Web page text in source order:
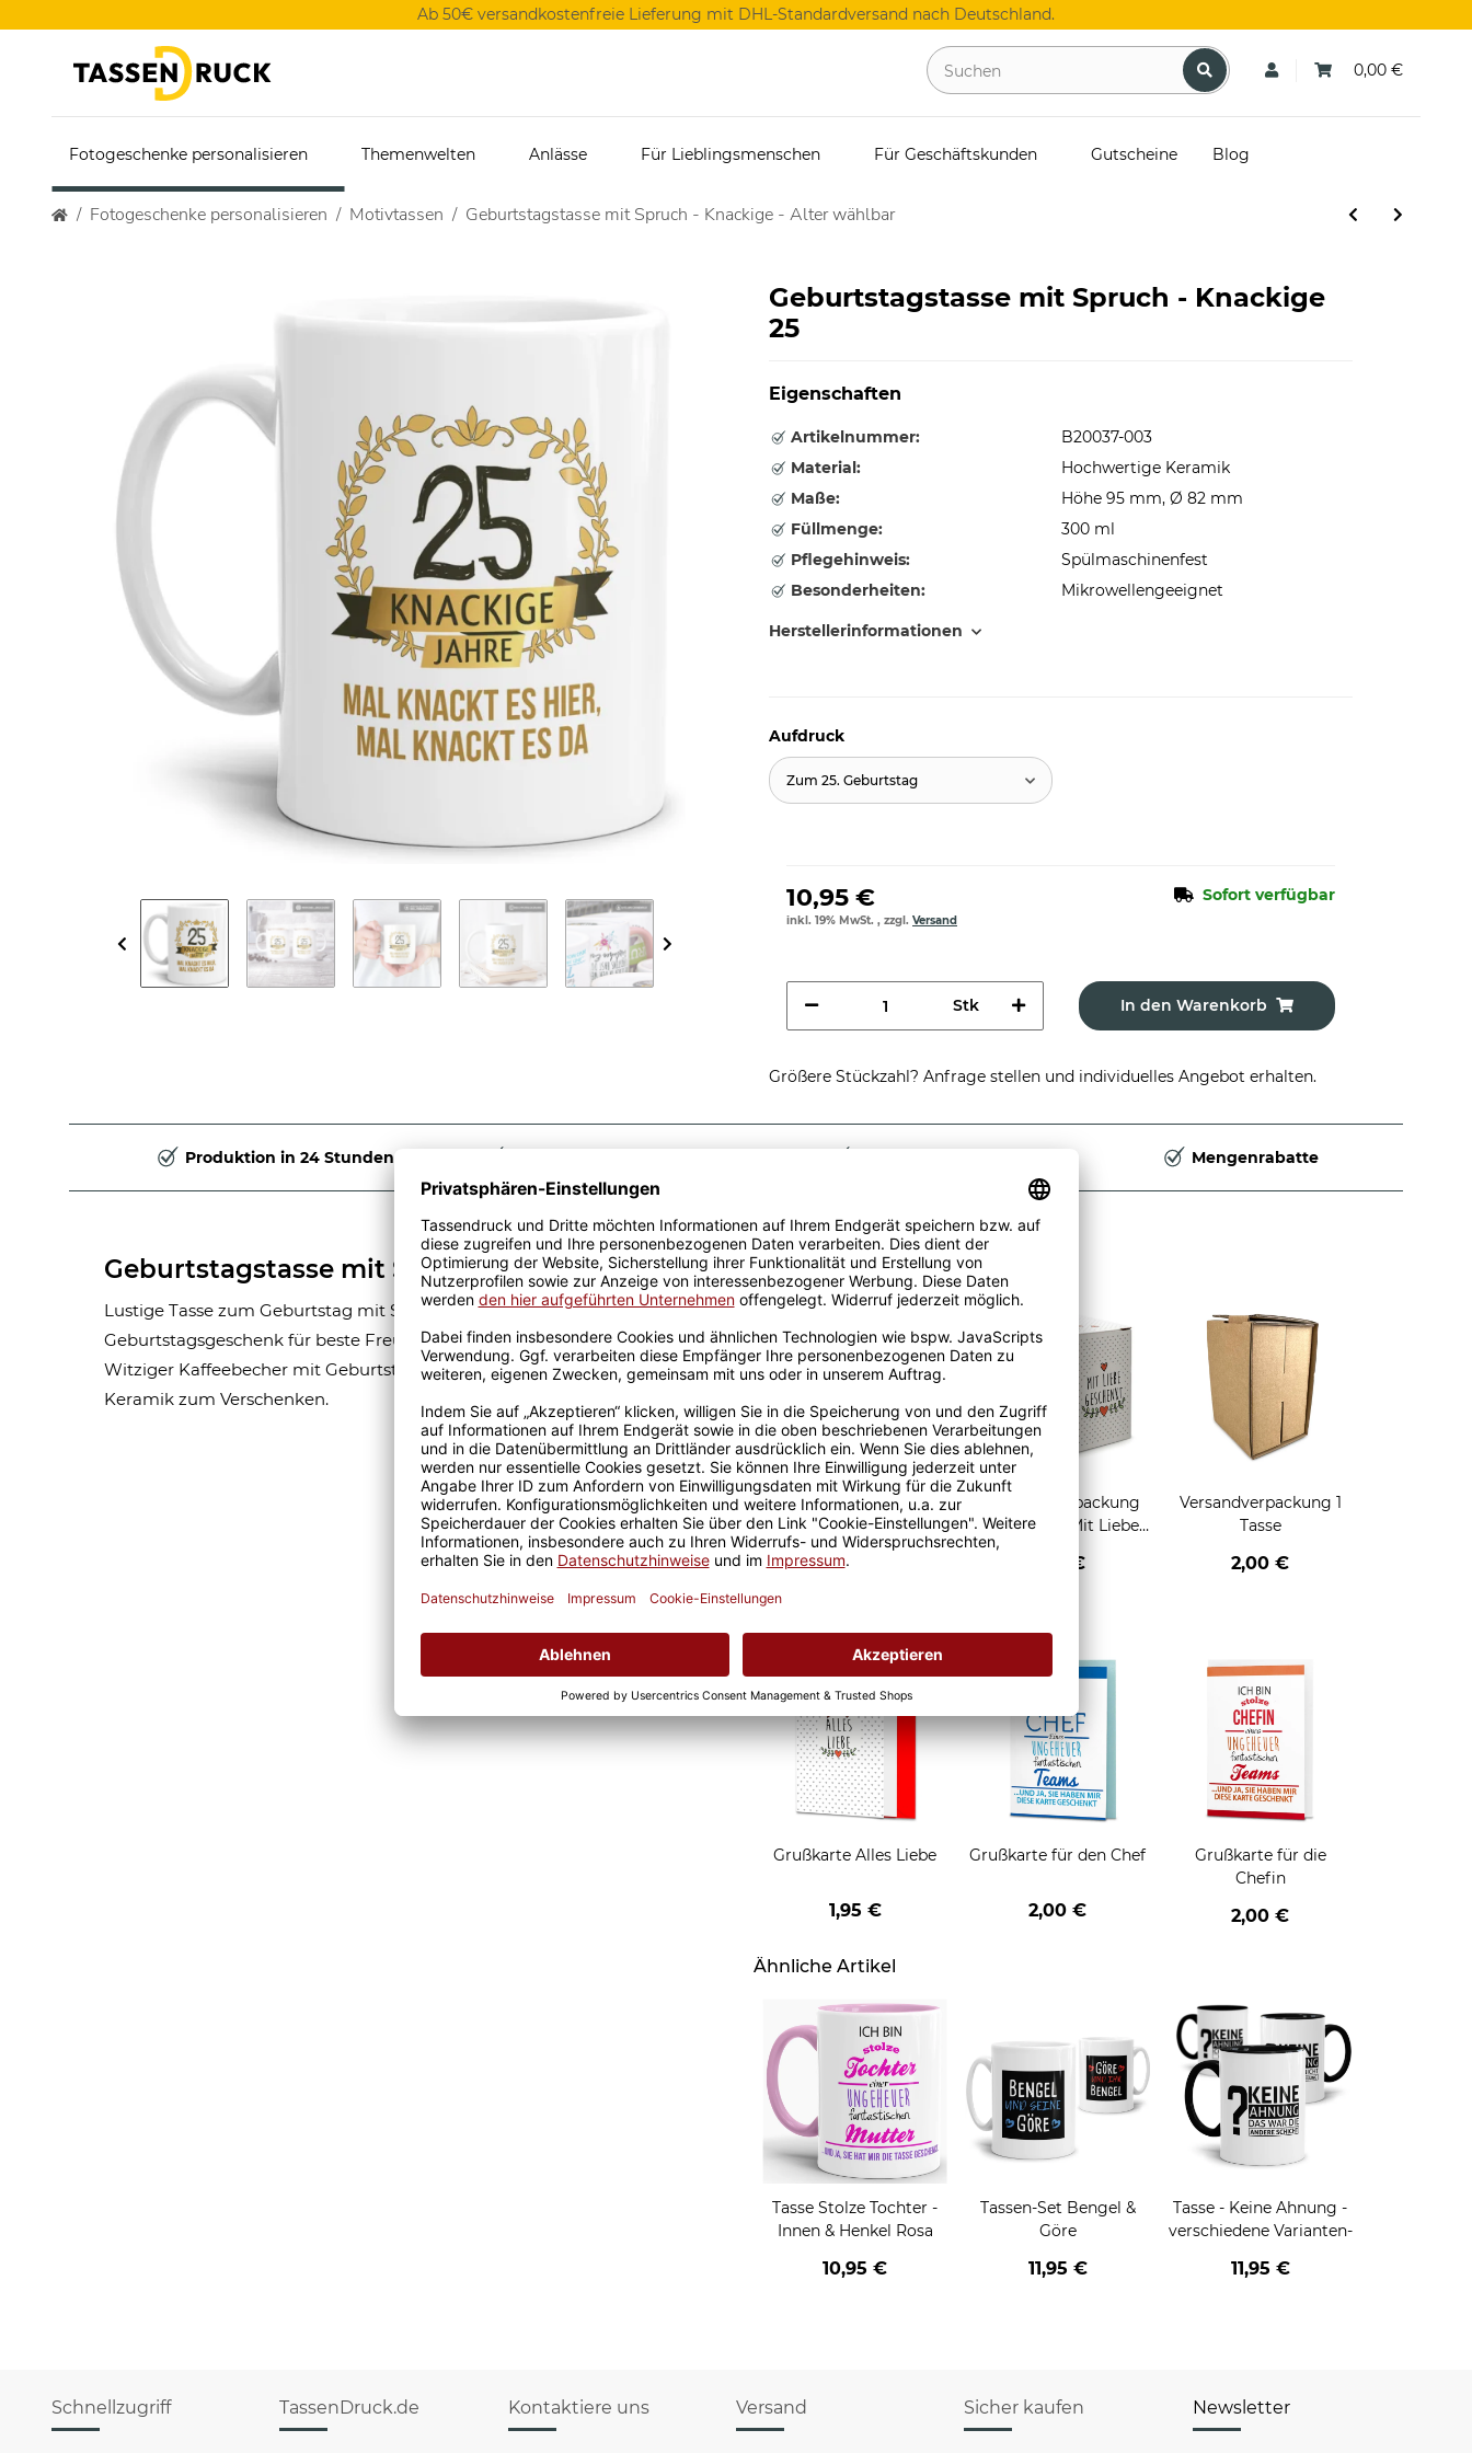
Ab 50€ versandkostenfreie Lieferung mit DHL-Standardversand nach Deutschland.
0,00 €
Fotogeschenke personalisieren Themenwelten Anlässe Für Lieblingsmenschen Für Geschäftskunden Gutscheine Blog
Fotogeschenke personalisieren Motivtassen Geburtstagstasse mit Spruch - Knackige - Alter wählbar
Geburtstagstasse mit Spruch - Knackige
25
Eigenschaften
Artikelnummer:
B20037-003
Material:
Hochwertige Keramik
Maße:
Höhe 95 mm, Ø 82 mm
Füllmenge:
300 ml
Pflegehinweis:
Spülmaschinenfest
Besonderheiten:
Mikrowellengeeignet
Herstellerinformationen
Aufdruck
Zum 25. Geburtstag
10,95 € Sofort verfügbar
inkl. 19% MwSt. , zzgl. Versand
Stk In den Warenkorb
Größere Stückzahl? Anfrage stellen und individuelles Angebot erhalten.
Produktion in 24 Stunden Mengenrabatte
Geburtstagstasse mit Spruch - Knackige 25
Lustige Tasse zum Geburtstag mit Spruch - einfach perfekt als
Geburtstagsgeschenk für beste Freunde, Kollegen, Großeltern und Eltern.
Witziger Kaffeebecher mit Geburtstagsspruch aus hochwertiger, weißer
Keramik zum Verschenken.
Passende Verpackungen
Geschenkverpackung 1
Tasse mit Fenster
2,50 €
Geschenkverpackung
für Tassen - Mit Liebe
2,95 €
Versandverpackung 1
Tasse
2,00 €
Grußkarten zum Verschenken
Grußkarte Alles Liebe
1,95 €
Grußkarte für den Chef
2,00 €
Grußkarte für die
Chefin
2,00 €
Ähnliche Artikel
Tasse Stolze Tochter -
Innen & Henkel Rosa
10,95 €
Tassen-Set Bengel &
Göre
11,95 €
Tasse - Keine Ahnung -
verschiedene Varianten-
11,95 €
Schnellzugriff TassenDruck.de Kontaktiere uns Versand Sicher kaufen Newsletter